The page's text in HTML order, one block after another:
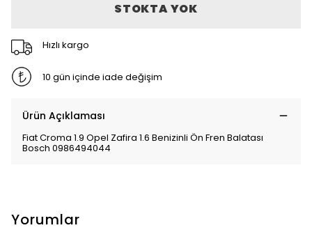
STOKTA YOK
Hızlı kargo
10 gün içinde iade değişim
Ürün Açıklaması
Fiat Croma 1.9 Opel Zafira 1.6 Benizinli Ön Fren Balatası
Bosch 0986494044
Yorumlar